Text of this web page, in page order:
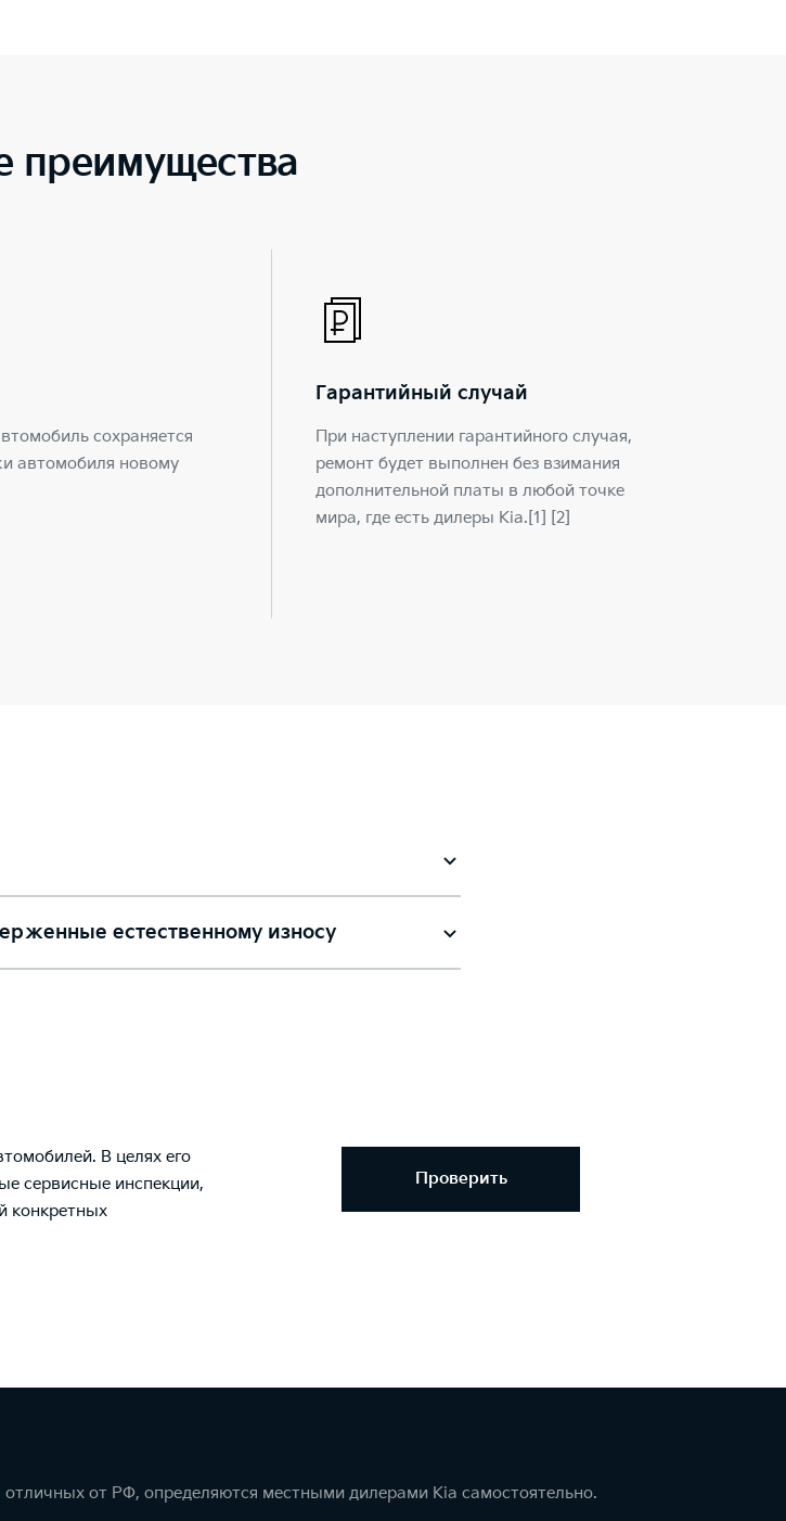
преимущества
сохраняется
автомобиля новому
Гарантийный случай
При наступлении гарантийного случая,
ремонт будет выполнен без взимания
дополнительной платы в любой точке
мира, где есть дилеры Kia.[1] [2]
естественному износу
В целях его
сервисные инспекции,
конкретных
Проверить
от РФ, определяются местными дилерами Kia самостоятельно.